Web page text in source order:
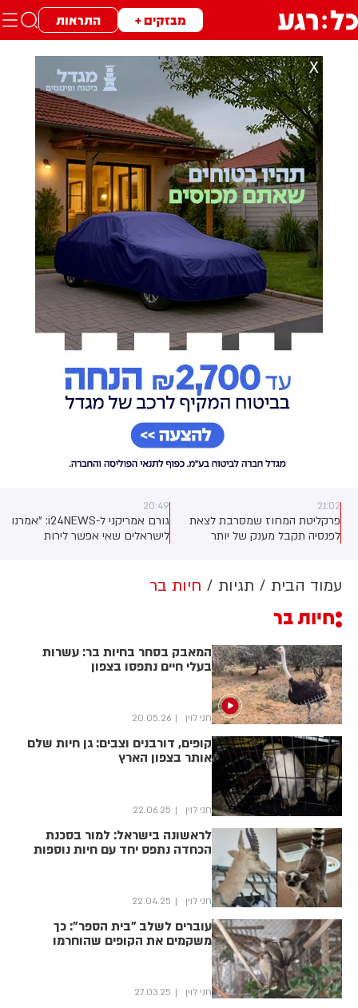
מבזקים + התראות
X
21:02
פרקליטת המחוז שמסרבת לצאת
לפנסיה תקבל מענק של יותר
20:49
גורם אמריקני ל-i24NEWS: "אמרנו
לישראלים שאי אפשר לירות
עמוד הבית תגיות חיות בר
חיות בר
המאבק בסחר בחיות בר: עשרות
בעלי חיים נתפסו בצפון
חני לוין 20.05.26
קופים, דורבנים וצבים: גן חיות שלם
אותר בצפון הארץ
חני לוין 22.06.25
לראשונה בישראל: למור בסכנת
הכחדה נתפס יחד עם חיות נוספות
חני לוין 22.04.25
עוברים לשלב "בית הספר": כך
משקמים את הקופים שהוחרמו
חני לוין 27.03.25